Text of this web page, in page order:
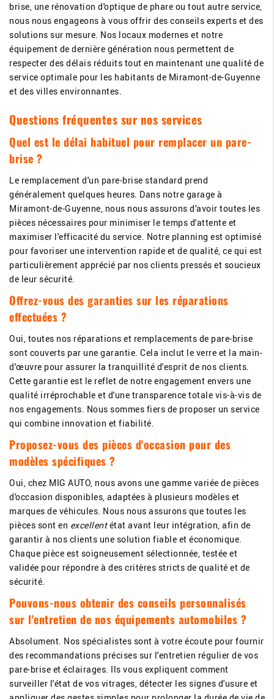
brise, une rénovation d'optique de phare ou tout autre service,
nous nous engageons à vous offrir des conseils experts et des
solutions sur mesure. Nos locaux modernes et notre
équipement de dernière génération nous permettent de
respecter des délais réduits tout en maintenant une qualité de
service optimale pour les habitants de Miramont-de-Guyenne
et des villes environnantes.
Questions fréquentes sur nos services
Quel est le délai habituel pour remplacer un pare-
brise ?
Le remplacement d'un pare-brise standard prend
généralement quelques heures. Dans notre garage à
Miramont-de-Guyenne, nous nous assurons d'avoir toutes les
pièces nécessaires pour minimiser le temps d'attente et
maximiser l'efficacité du service. Notre planning est optimisé
pour favoriser une intervention rapide et de qualité, ce qui est
particulièrement apprécié par nos clients pressés et soucieux
de leur sécurité.
Offrez-vous des garanties sur les réparations
effectuées ?
Oui, toutes nos réparations et remplacements de pare-brise
sont couverts par une garantie. Cela inclut le verre et la main-
d'œuvre pour assurer la tranquillité d'esprit de nos clients.
Cette garantie est le reflet de notre engagement envers une
qualité irréprochable et d'une transparence totale vis-à-vis de
nos engagements. Nous sommes fiers de proposer un service
qui combine innovation et fiabilité.
Proposez-vous des pièces d'occasion pour des
modèles spécifiques ?
Oui, chez MIG AUTO, nous avons une gamme variée de pièces
d'occasion disponibles, adaptées à plusieurs modèles et
marques de véhicules. Nous nous assurons que toutes les
pièces sont en excellentétat avant leur intégration, afin de
garantir à nos clients une solution fiable et économique.
Chaque pièce est soigneusement sélectionnée, testée et
validée pour répondre à des critères stricts de qualité et de
sécurité.
Pouvons-nous obtenir des conseils personnalisés
sur l'entretien de nos équipements automobiles ?
Absolument. Nos spécialistes sont à votre écoute pour fournir
des recommandations précises sur l'entretien régulier de vos
pare-brise et éclairages. Ils vous expliquent comment
surveiller l'état de vos vitrages, détecter les signes d'usure et